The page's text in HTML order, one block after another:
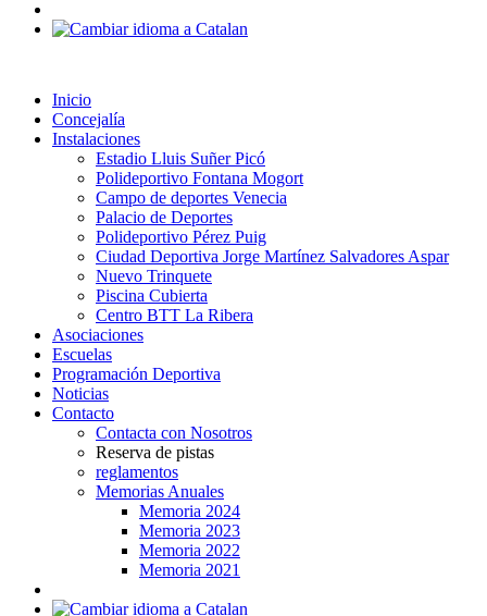
Inicio
Concejalía
Instalaciones
Estadio Lluis Suñer Picó
Polideportivo Fontana Mogort
Campo de deportes Venecia
Palacio de Deportes
Polideportivo Pérez Puig
Ciudad Deportiva Jorge Martínez Salvadores Aspar
Nuevo Trinquete
Piscina Cubierta
Centro BTT La Ribera
Asociaciones
Escuelas
Programación Deportiva
Noticias
Contacto
Contacta con Nosotros
Reserva de pistas
reglamentos
Memorias Anuales
Memoria 2024
Memoria 2023
Memoria 2022
Memoria 2021